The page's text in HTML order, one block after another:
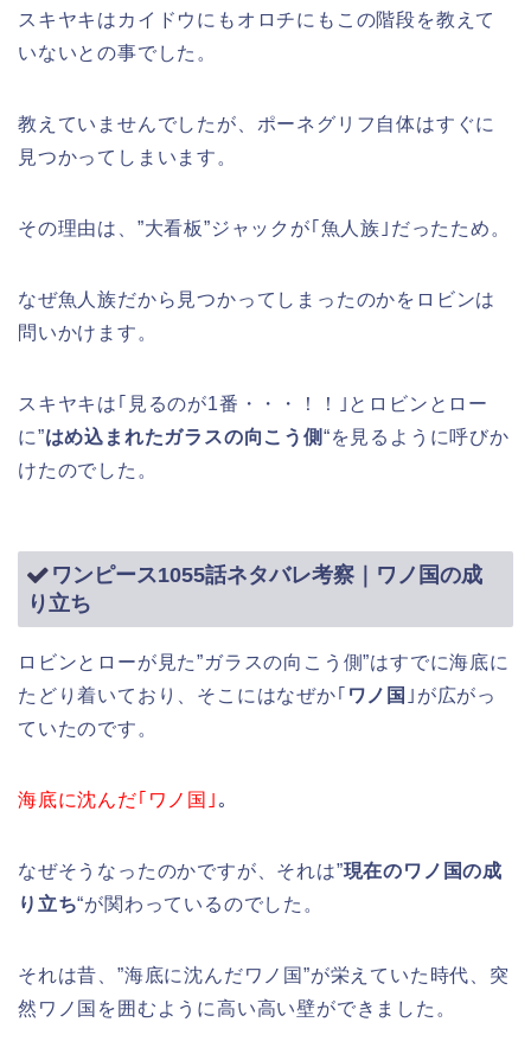
スキヤキはカイドウにもオロチにもこの階段を教えて
いないとの事でした。
教えていませんでしたが、ポーネグリフ自体はすぐに
見つかってしまいます。
その理由は、”大看板”ジャックが｢魚人族｣だったため。
なぜ魚人族だから見つかってしまったのかをロビンは
問いかけます。
スキヤキは｢見るのが1番・・・！！｣とロビンとロー
に”はめ込まれたガラスの向こう側 “を見るように呼びか
けたのでした。
ワンピース1055話ネタバレ考察｜ワノ国の成
り立ち
ロビンとローが見た”ガラスの向こう側”はすでに海底に
たどり着いており、そこにはなぜか｢ ワノ国 ｣が広がっ
ていたのです。
海底に沈んだ｢ワノ国｣。
なぜそうなったのかですが、それは”現在のワノ国の成
り立ち“が関わっているのでした。
それは昔、”海底に沈んだワノ国”が栄えていた時代、突
然ワノ国を囲むように高い高い壁ができました。